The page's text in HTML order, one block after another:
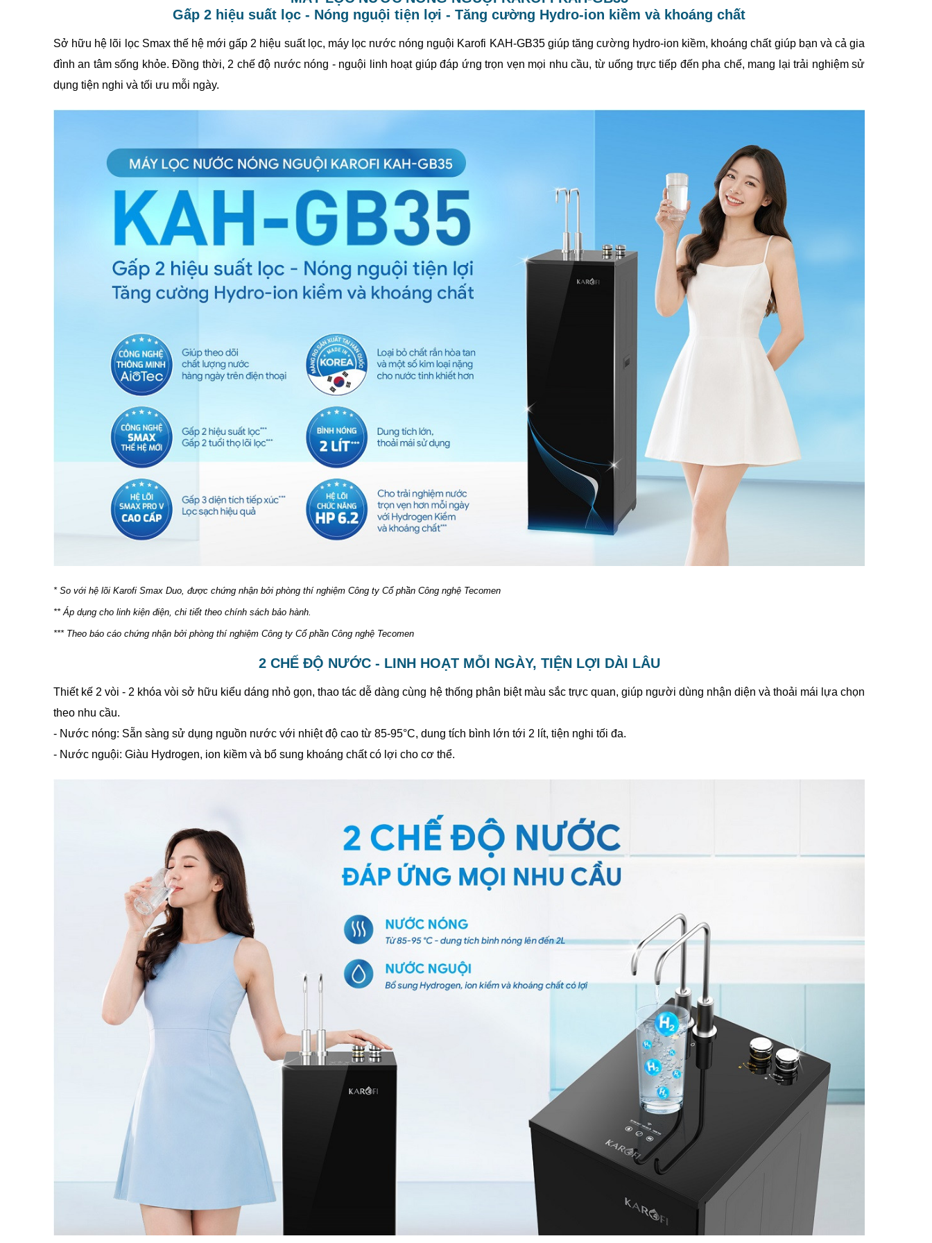
Gấp 2 hiệu suất lọc - Nóng nguội tiện lợi - Tăng cường Hydro-ion kiềm và khoáng chất
Sở hữu hệ lõi lọc Smax thế hệ mới gấp 2 hiệu suất lọc, máy lọc nước nóng nguội Karofi KAH-GB35 giúp tăng cường hydro-ion kiềm, khoáng chất giúp bạn và cả gia
đình an tâm sống khỏe. Đồng thời, 2 chế độ nước nóng - nguội linh hoạt giúp đáp ứng trọn vẹn mọi nhu cầu, từ uống trực tiếp đến pha chế, mang lại trải nghiệm sử
dụng tiện nghi và tối ưu mỗi ngày.
* So với hệ lõi Karofi Smax Duo, được chứng nhận bởi phòng thí nghiệm Công ty Cổ phần Công nghệ Tecomen
** Áp dụng cho linh kiện điện, chi tiết theo chính sách bảo hành.
*** Theo báo cáo chứng nhận bởi phòng thí nghiệm Công ty Cổ phần Công nghệ Tecomen
2 CHẾ ĐỘ NƯỚC - LINH HOẠT MỖI NGÀY, TIỆN LỢI DÀI LÂU
Thiết kế 2 vòi - 2 khóa vòi sở hữu kiểu dáng nhỏ gọn, thao tác dễ dàng cùng hệ thống phân biệt màu sắc trực quan, giúp người dùng nhận diện và thoải mái lựa chọn
theo nhu cầu.
- Nước nóng: Sẵn sàng sử dụng nguồn nước với nhiệt độ cao từ 85-95°C, dung tích bình lớn tới 2 lít, tiện nghi tối đa.
- Nước nguội: Giàu Hydrogen, ion kiềm và bổ sung khoáng chất có lợi cho cơ thể.